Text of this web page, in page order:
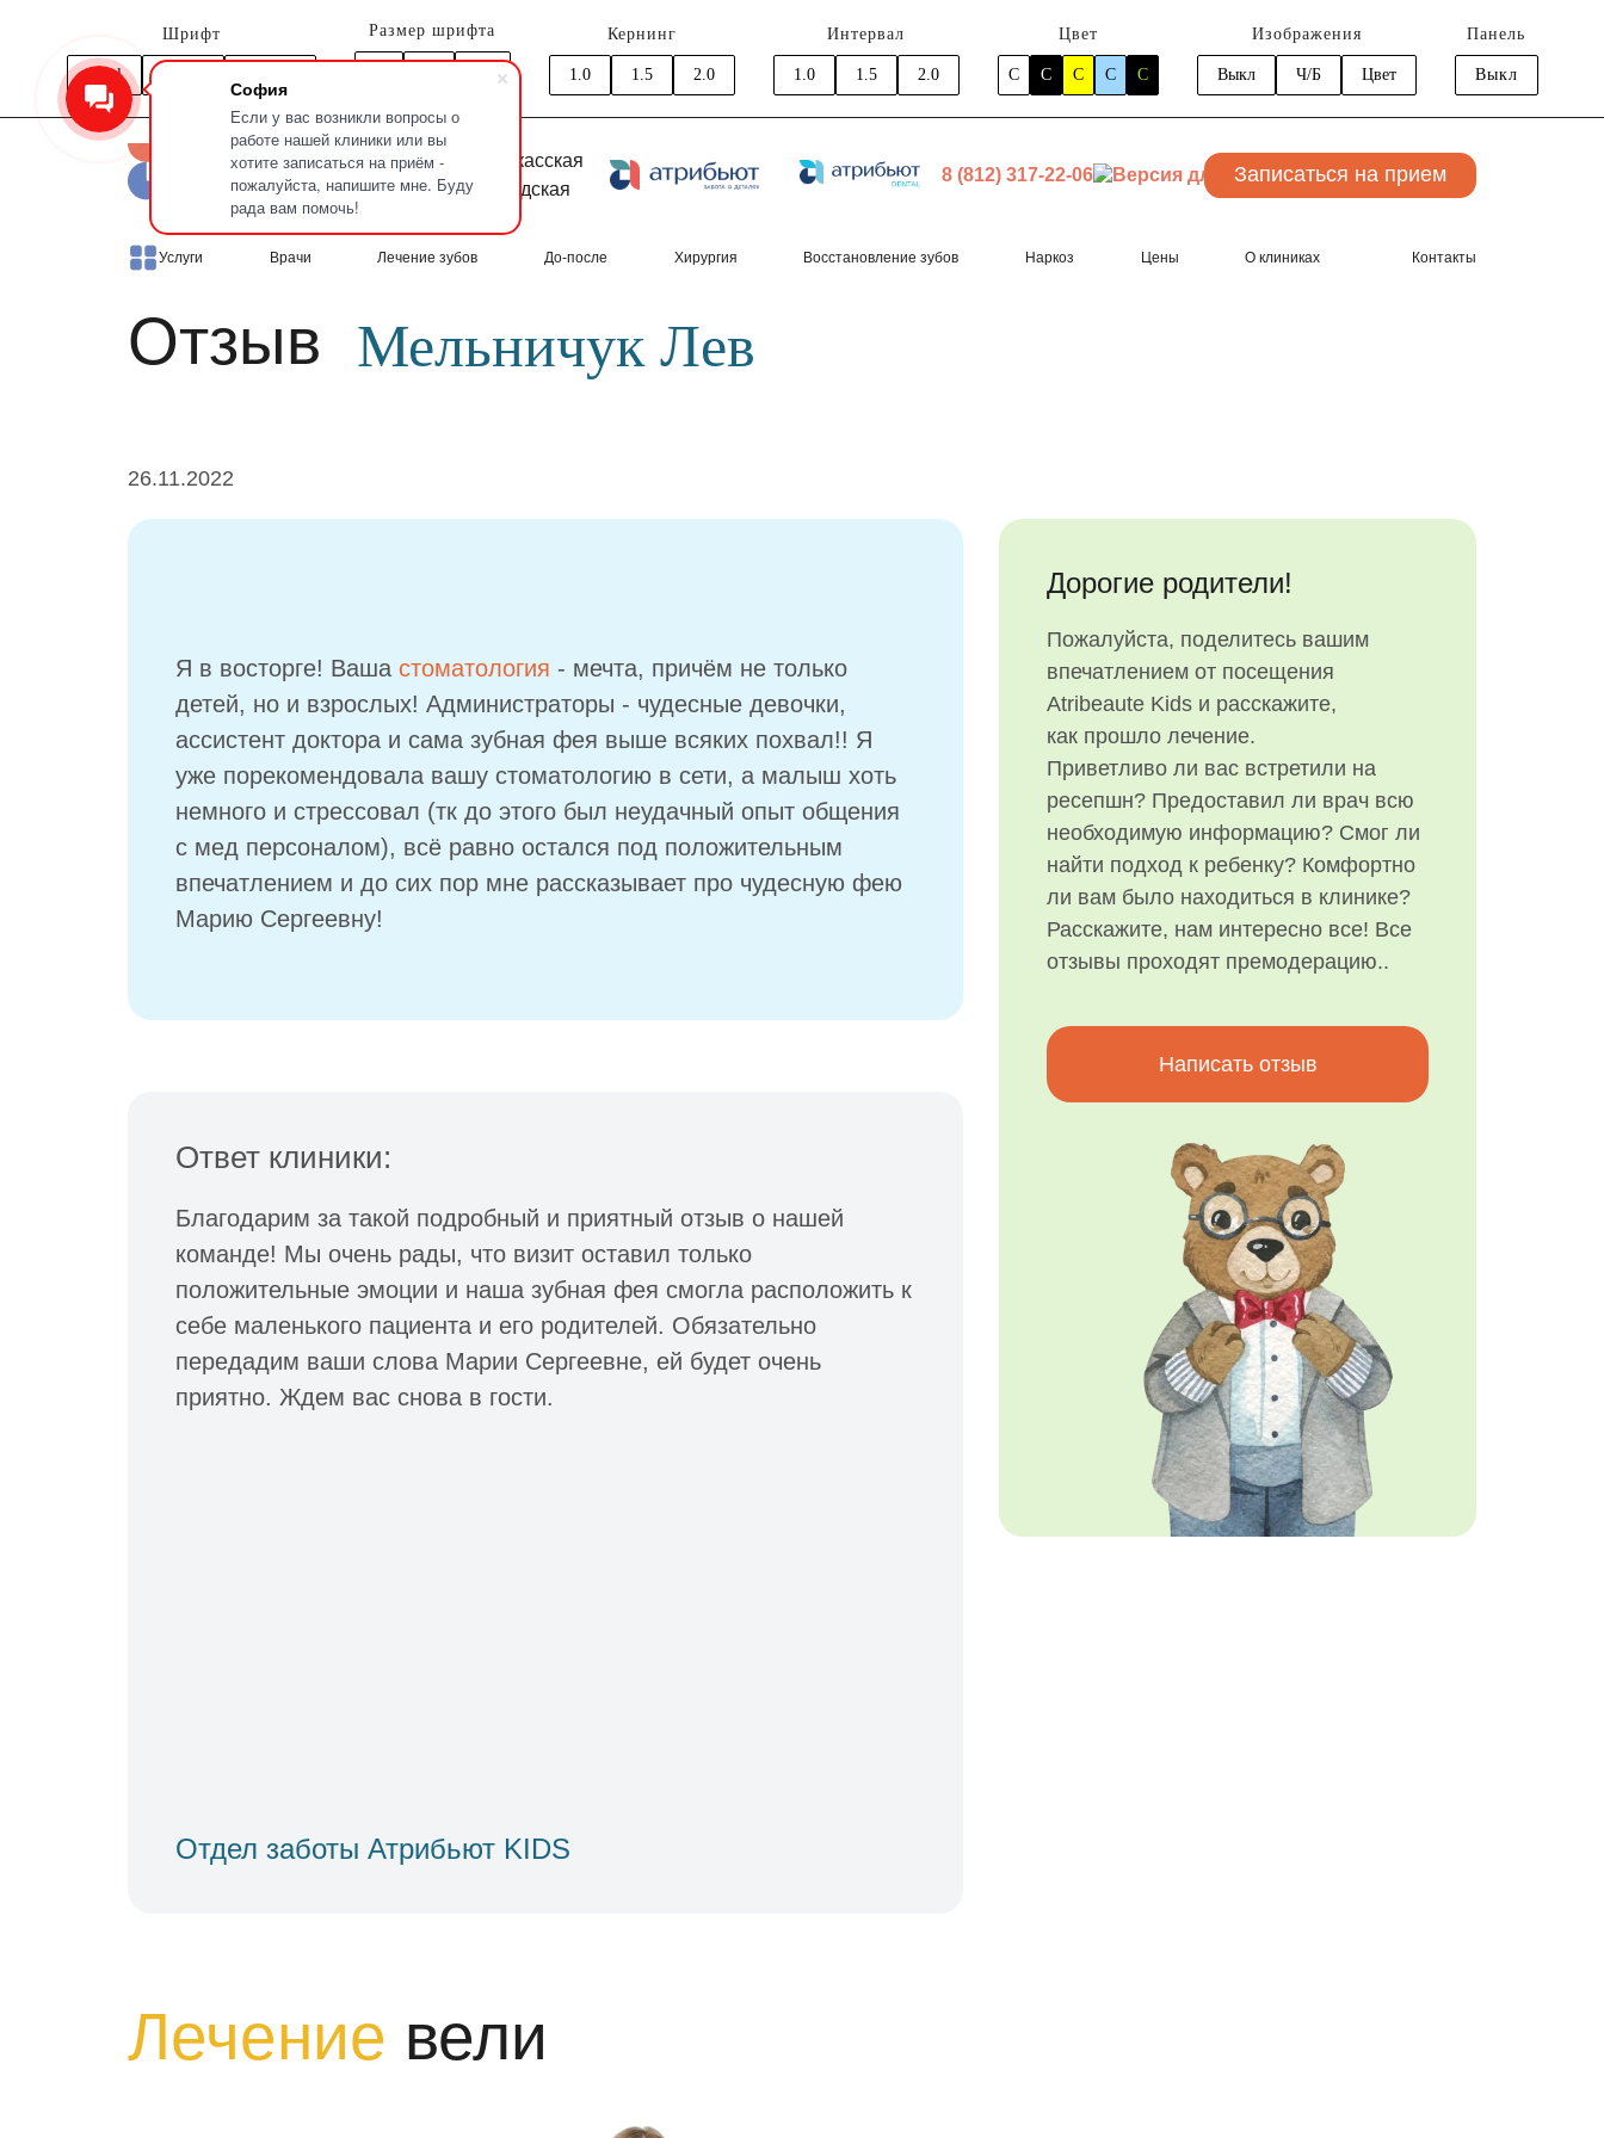
София
Если у вас возникли вопросы о
работе нашей клиники или вы
хотите записаться на приём -
пожалуйста, напишите мне. Буду
рада вам помочь!
Шрифт
Arial
Размер шрифта Кернинг
1.0 1.5 2.0
Интервал
1.0 1.5 2.0
Цвет
C C C C C
Изображения
Выкл Ч/Б Цвет
Панель
Выкл
Новочеркасская
Петроградская
8 (812) 317-22-06 Записаться на прием
Услуги Врачи Лечение зубов До-после Хирургия Восстановление зубов Наркоз Цены О клиниках Контакты
Главная
Отзыв Мельничук Лев
26.11.2022
Я в восторге! Ваша стоматология - мечта, причём не только
детей, но и взрослых! Администраторы - чудесные девочки,
ассистент доктора и сама зубная фея выше всяких похвал!! Я
уже порекомендовала вашу стоматологию в сети, а малыш хоть
немного и стрессовал (тк до этого был неудачный опыт общения
с мед персоналом), всё равно остался под положительным
впечатлением и до сих пор мне рассказывает про чудесную фею
Марию Сергеевну!
Ответ клиники:
Благодарим за такой подробный и приятный отзыв о нашей
команде! Мы очень рады, что визит оставил только
положительные эмоции и наша зубная фея смогла расположить к
себе маленького пациента и его родителей. Обязательно
передадим ваши слова Марии Сергеевне, ей будет очень
приятно. Ждем вас снова в гости.
Отдел заботы Атрибьют KIDS
Дорогие родители!
Пожалуйста, поделитесь вашим
впечатлением от посещения
Atribeaute Kids и расскажите,
как прошло лечение.
Приветливо ли вас встретили на
ресепшн? Предоставил ли врач всю
необходимую информацию? Смог ли
найти подход к ребенку? Комфортно
ли вам было находиться в клинике?
Расскажите, нам интересно все! Все
отзывы проходят премодерацию..
Написать отзыв
Лечение вели